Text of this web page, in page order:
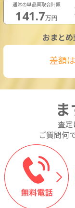
通常の単品買取合計額
141.7万円
おまと
差額
査定
ご質問何